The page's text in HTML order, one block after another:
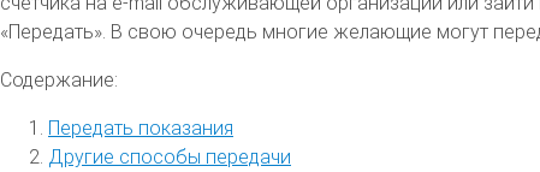
«Передать». В свою очередь многие желающие могут
Содержание:
Передать показания
Другие способы передачи